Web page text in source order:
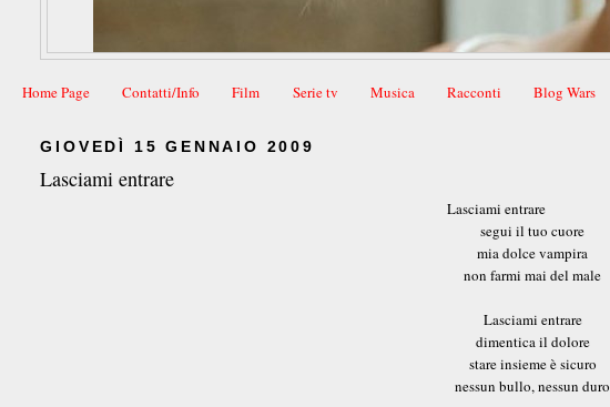
Home Page Contatti/Info Film Serie tv Musica Racconti Blog Wars
GIOVEDÌ 15 GENNAIO 2009
Lasciami entrare
Lasciami entrare
segui il tuo cuore
mia dolce vampira
non farmi mai del male
Lasciami entrare
dimentica il dolore
stare insieme è sicuro
nessun bullo, nessun duro